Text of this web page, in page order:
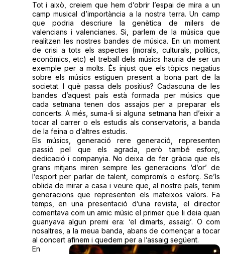
Tot i això, creiem que hem d’obrir l’espai de mira a un
camp musical d’importància a la nostra terra. Un camp
que podria descriure la genètica de milers de
valencians i valencianes. Si, parlem de la música que
realitzen les nostres bandes de música. En un moment
de crisi a tots els aspectes (morals, culturals, polítics,
econòmics, etc) el treball dels músics hauria de ser un
exemple per a molts. És injust que els tòpics negatius
sobre els músics estiguen present a bona part de la
societat. I què passa dels positius? Cadascuna de les
bandes d’aquest país està formada per músics que
cada setmana tenen dos assajos per a preparar els
concerts. A més, suma-li si alguna setmana han d’eixir a
tocar al carrer o els estudis als conservatoris, a banda
de la feina o d’altres estudis.
Els músics, generació rere generació, representen
passió pel que els agrada, però també esforç,
dedicació i companyia. No deixa de fer gràcia que els
grans mitjans miren sempre les generacions ‘d’or’ de
l’esport per parlar de talent, compromís o esforç. Se’ls
oblida de mirar a casa i veure que, al nostre país, tenim
generacions que representen els mateixos valors. Fa
temps, en una presentació d’una revista, el director
comentava com un amic músic el primer que li deia quan
guanyava algun premi era: ‘el dimarts, assaig’. O com
nosaltres, a la meua banda, abans de començar a tocar
al concert afinem i quedem per a l’assaig següent.
En